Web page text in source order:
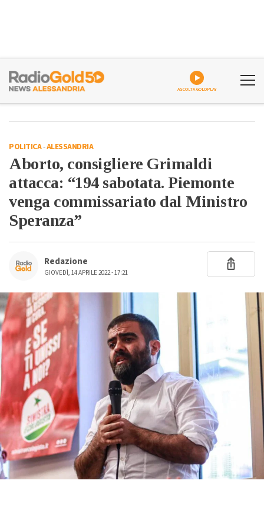
ASCOLTA GOLDPLAY
POLITICA-ALESSANDRIA
Aborto, consigliere Grimaldi
attacca: “194 sabotata. Piemonte
venga commissariato dal Ministro
Speranza”
Redazione
GIOVEDÌ, 14 APRILE 2022 - 17:21